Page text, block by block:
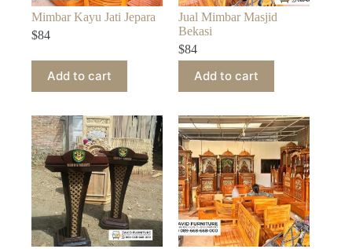
Mimbar Kayu Jati Jepara
$84
Add to cart
Jual Mimbar Masjid
Bekasi
$84
Add to cart